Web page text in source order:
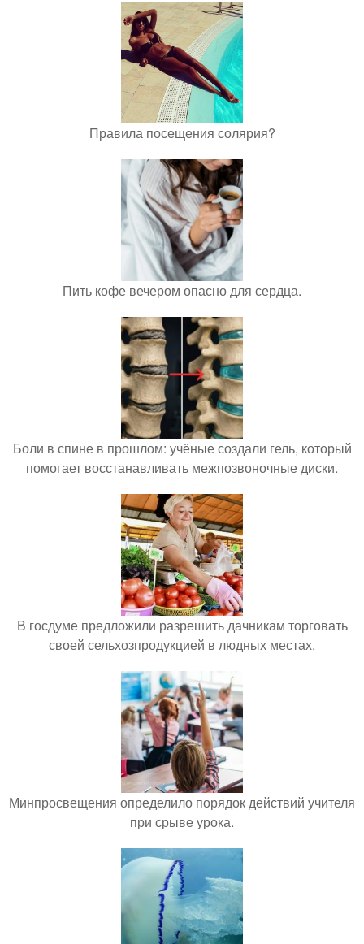
Правила посещения солярия?
Пить кофе вечером опасно для сердца.
Боли в спине в прошлом: учёные создали гель, который
помогает восстанавливать межпозвоночные диски.
В госдуме предложили разрешить дачникам торговать
своей сельхозпродукцией в людных местах.
Минпросвещения определило порядок действий учителя
при срыве урока.